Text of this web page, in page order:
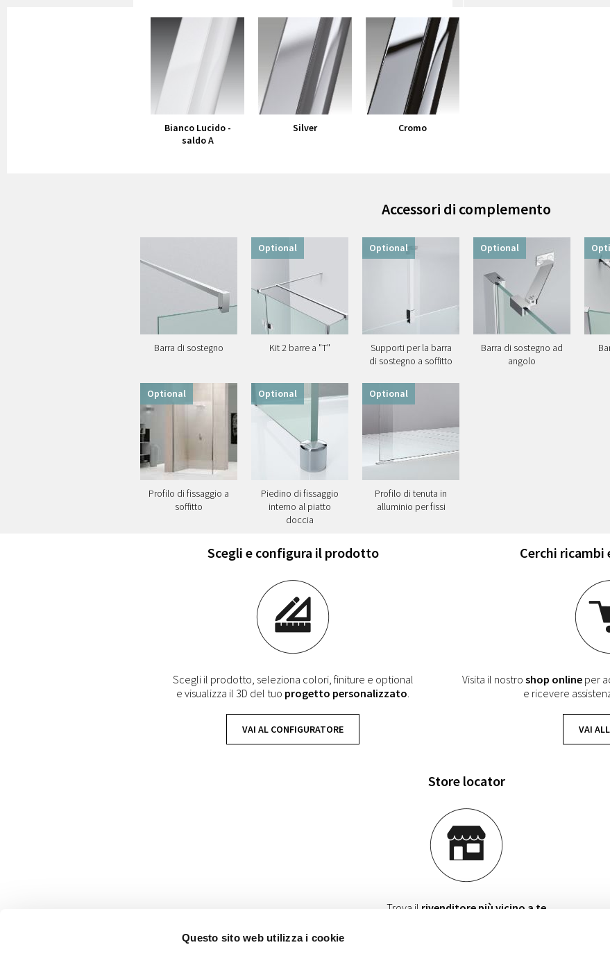
Questo sito web utilizza i cookie
Bianco Lucido -
saldo A
Silver Cromo
Accessori di complemento
Barra di sostegno
Optional
Kit 2 barre a "T"
Optional
Supporti per la barra
di sostegno a soffitto
Optional
Barra di sostegno ad
angolo
Optional
Profilo di fissaggio a
soffitto
Optional
Piedino di fissaggio
interno al piatto
doccia
Optional
Profilo di tenuta in
alluminio per fissi
Scegli e configura il prodotto
Scegli il prodotto, seleziona colori, finiture e optional
e visualizza il 3D del tuo progetto personalizzato
VAI AL CONFIGURATORE
Cerchi
Visita il nostro shop onlineper
e ricevere
VAI
Store locator
Trova il rivenditore più vicino a te